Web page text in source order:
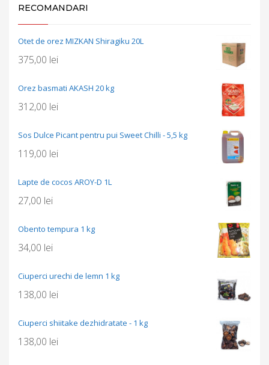
RECOMANDARI
Otet de orez MIZKAN Shiragiku 20L
375,00 lei
Orez basmati AKASH 20 kg
312,00 lei
Sos Dulce Picant pentru pui Sweet Chilli - 5,5 kg
119,00 lei
Lapte de cocos AROY-D 1L
27,00 lei
Obento tempura 1 kg
34,00 lei
Ciuperci urechi de lemn 1 kg
138,00 lei
Ciuperci shiitake dezhidratate - 1 kg
138,00 lei